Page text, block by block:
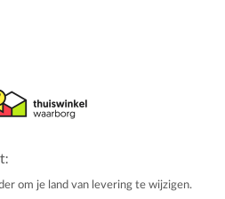
om je land van levering te wijzigen.